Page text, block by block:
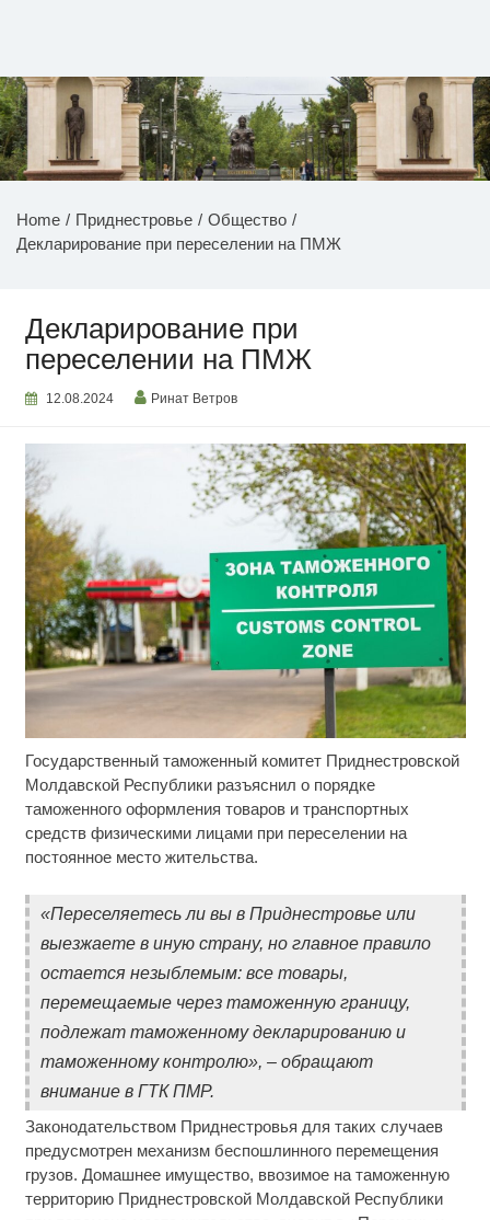
НОВОСТИ ПРИДНЕСТРОВЬЯ
Home Приднестровье
Общество
Декларирование при переселении на ПМЖ
Декларирование при
переселении на ПМЖ
12.08.2024 Ринат Ветров
Государственный таможенный комитет Приднестровской
Молдавской Республики разъяснил о порядке
таможенного оформления товаров и транспортных
средств физическими лицами при переселении на
постоянное место жительства.
«Переселяетесь ли вы в Приднестровье или
выезжаете в иную страну, но главное правило
остается незыблемым: все товары,
перемещаемые через таможенную границу,
подлежат таможенному декларированию и
таможенному контролю», – обращают
внимание в ГТК ПМР.
Законодательством Приднестровья для таких случаев
предусмотрен механизм беспошлинного перемещения
грузов. Домашнее имущество, ввозимое на таможенную
территорию Приднестровской Молдавской Республики
Ржу не переставая, это видео пересмотришь не
раз
Этот танец невесты оставит вас без слов!
Пересмотрела 10 раз
первый «тихий» признак болезни